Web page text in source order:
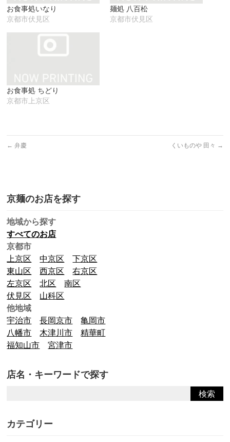
で
開
き
ま
(新
し
い
ウ
ン
ド
ウ
で
ま
す)
ウ
お食事処いなり
京都市伏見区
麺処 八百松
京都市伏見区
お食事処 ちどり
京都市上京区
← 弁慶 くいものや 田々 →
京麺のお店を探す
地域から探す
すべてのお店
京都市
上京区
中京区
下京区
東山区
西京区
右京区
左京区
北区
南区
伏見区
山科区
他地域
宇治市
長岡京市
亀岡市
八幡市
木津川市
精華町
福知山市
宮津市
店名・キーワードで探す
カテゴリー